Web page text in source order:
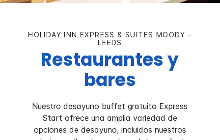
HOLIDAY INN EXPRESS & SUITES MOODY -
LEEDS
Restaurantes y
bares
Nuestro desayuno buffet gratuito Express
Start ofrece una amplia variedad de
opciones de desayuno, incluidos nuestros